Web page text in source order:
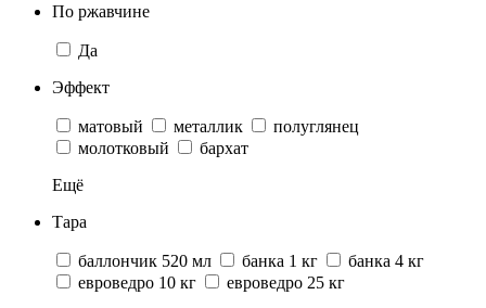
По ржавчине
Да
Эффект
матовый металлик
полуглянец
молотковый
бархат
Ещё
Тара
баллончик 520 мл банка 1 кг
банка 4 кг
евроведро 10 кг
евроведро 25 кг